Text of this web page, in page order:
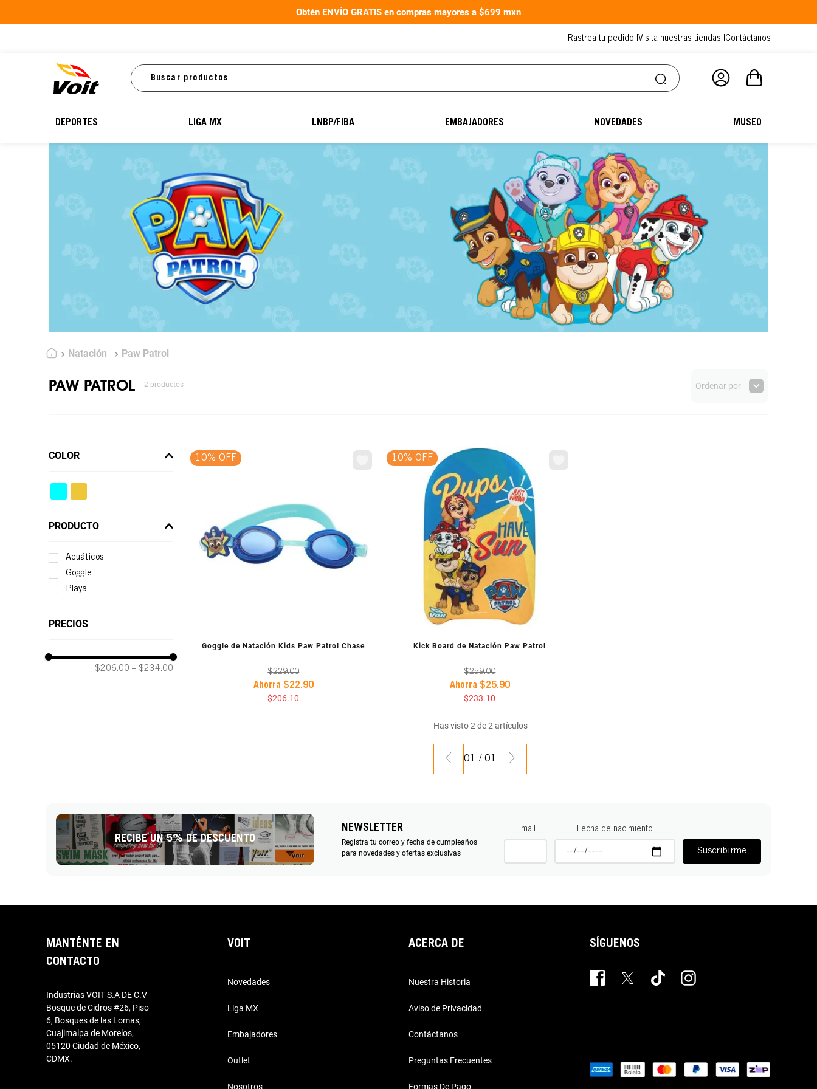
Obtén ENVÍO GRATIS en compras mayores a $699 mxn
Rastrea tu pedido |Visita nuestras tiendas |Contáctanos
Buscar productos
DEPORTES LIGA MX LNBP/FIBA EMBAJADORES NOVEDADES MUSEO
Natación Paw Patrol
PAW PATROL 2 productos Ordenar por
COLOR
Goggle
Acuáticos
Playa
$206.00 – $234.00
10% OFF
VISTA PREVIA
Goggle de Natación Kids Paw Patrol Chase
$229.00
Ahorra $22.90
$206.10
10% OFF
VISTA PREVIA
Kick Board de Natación Paw Patrol
$259.00
Ahorra $25.90
$233.10
Has visto2 de2 artículos
01 /01
RECIBE UN 5% DE DESCUENTO
NEWSLETTER
Registra tu correo y fecha de cumpleaños
para novedades y ofertas exclusivas
Email Fecha de nacimiento
Suscribirme
MANTÉNTE EN
CONTACTO
Industrias VOIT S.A DE C.V
Bosque de Cidros #26, Piso
6, Bosques de las Lomas,
Cuajimalpa de Morelos,
05120 Ciudad de México,
CDMX.
VOIT
Novedades
Liga MX
Embajadores
Outlet
Nosotros
ACERCA DE
Nuestra Historia
Aviso de Privacidad
Contáctanos
Preguntas Frecuentes
Formas De Pago
SÍGUENOS
3
guantes
5